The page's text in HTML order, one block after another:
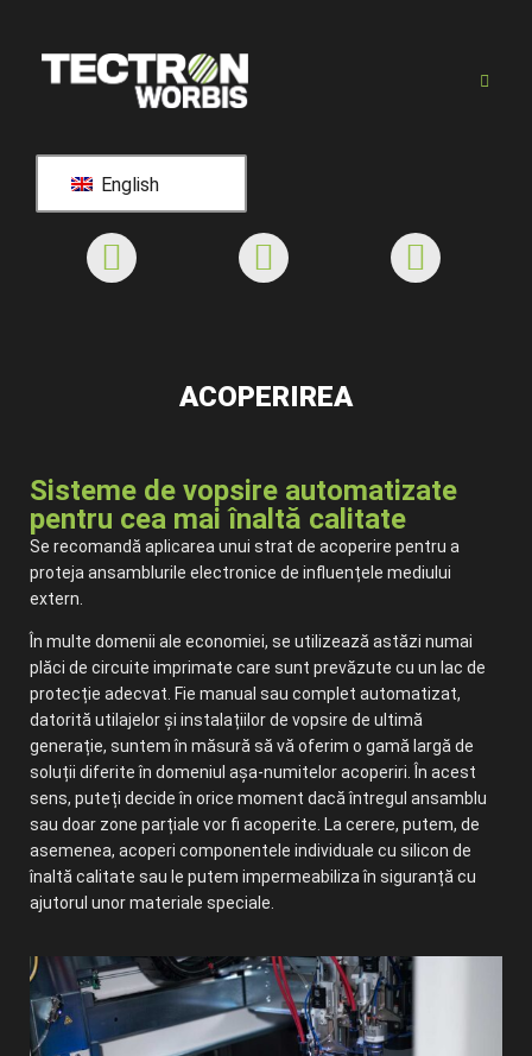
English
ACOPERIREA
Sisteme de vopsire automatizate
pentru cea mai înaltă calitate
Se recomandă aplicarea unui strat de acoperire pentru a
proteja ansamblurile electronice de influențele mediului
extern.
În multe domenii ale economiei, se utilizează astăzi numai
plăci de circuite imprimate care sunt prevăzute cu un lac de
protecție adecvat. Fie manual sau complet automatizat,
datorită utilajelor și instalațiilor de vopsire de ultimă
generație, suntem în măsură să vă oferim o gamă largă de
soluții diferite în domeniul așa-numitelor acoperiri. În acest
sens, puteți decide în orice moment dacă întregul ansamblu
sau doar zone parțiale vor fi acoperite. La cerere, putem, de
asemenea, acoperi componentele individuale cu silicon de
înaltă calitate sau le putem impermeabiliza în siguranță cu
ajutorul unor materiale speciale.